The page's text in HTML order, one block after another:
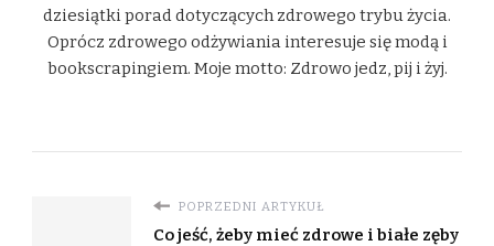
dziesiątki porad dotyczących zdrowego trybu życia.
Oprócz zdrowego odżywiania interesuje się modą i
bookscrapingiem. Moje motto: Zdrowo jedz, pij i żyj.
POPRZEDNI ARTYKUŁ
Co jeść, żeby mieć zdrowe i białe zęby